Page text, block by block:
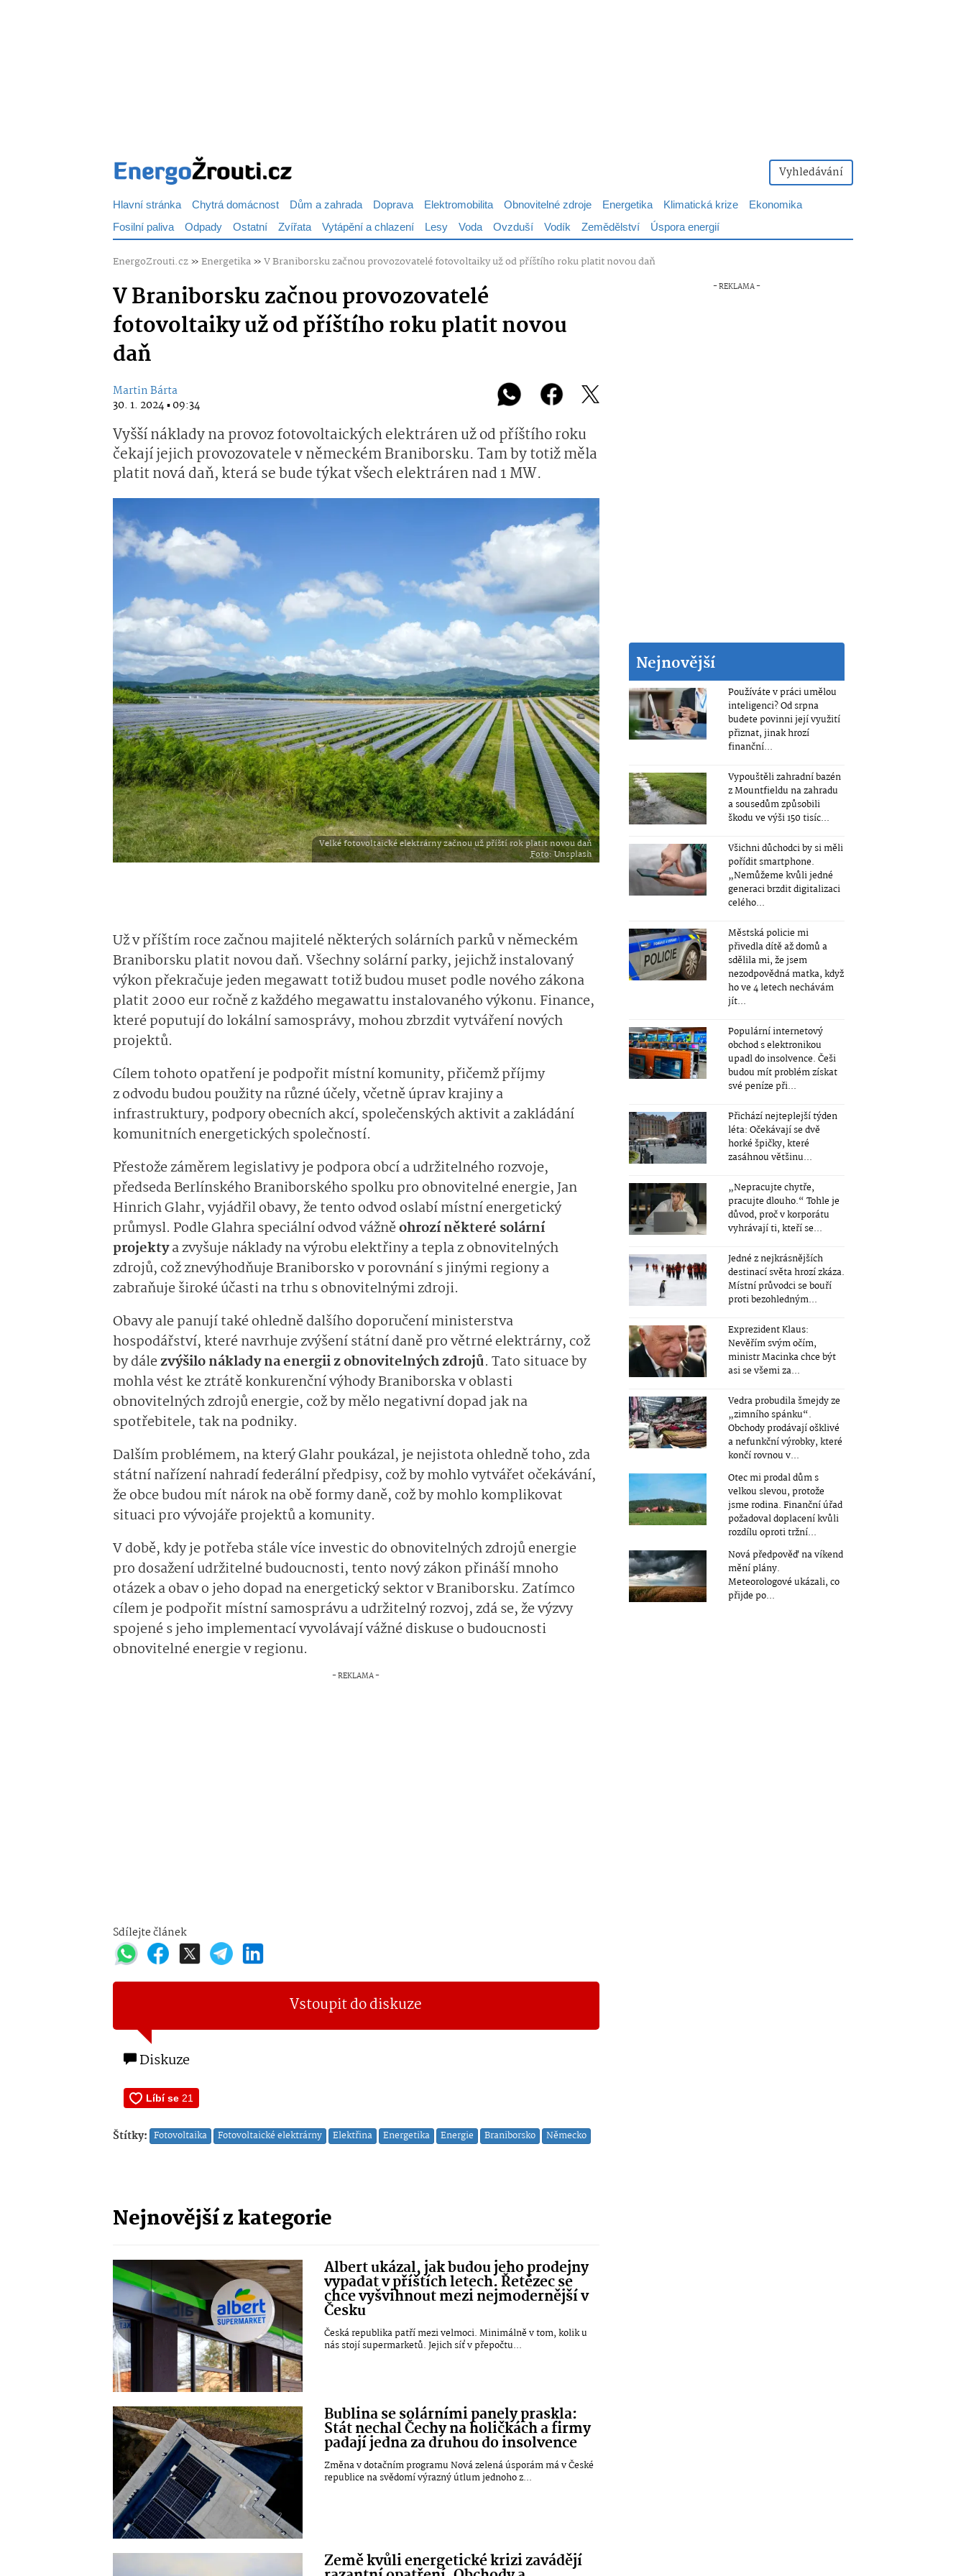
Vyhledávání
Hlavní stránka Chytrá domácnost Dům a zahrada Doprava Elektromobilita Obnovitelné zdroje Energetika Klimatická krize
Ekonomika
Fosilní paliva Odpady Ostatní Zvířata Vytápění a chlazení Lesy Voda Ovzduší Vodík Zemědělství Úspora energií
EnergoZrouti.cz»Energetika»V Braniborsku začnou provozovatelé fotovoltaiky už od příštího roku platit novou daň
V Braniborsku začnou provozovatelé
fotovoltaiky už od příštího roku platit novou
daň
Martin Bárta
30. 1. 2024 ▪ 09:34
Vyšší náklady na provoz fotovoltaických elektráren už od příštího roku
čekají jejich provozovatele v německém Braniborsku. Tam by totiž měla
platit nová daň, která se bude týkat všech elektráren nad 1 MW.
Velké fotovoltaické elektrárny začnou už příští rok platit novou daň
Foto: Unsplash
Už v příštím roce začnou majitelé některých solárních parků v německém
Braniborsku platit novou daň. Všechny solární parky, jejichž instalovaný
výkon překračuje jeden megawatt totiž budou muset podle nového zákona
platit 2000 eur ročně z každého megawattu instalovaného výkonu. Finance,
které poputují do lokální samosprávy, mohou zbrzdit vytváření nových
projektů.
Cílem tohoto opatření je podpořit místní komunity, přičemž příjmy
z odvodu budou použity na různé účely, včetně úprav krajiny a
infrastruktury, podpory obecních akcí, společenských aktivit a zakládání
komunitních energetických společností.
Přestože záměrem legislativy je podpora obcí a udržitelného rozvoje,
předseda Berlínského Braniborského spolku pro obnovitelné energie, Jan
Hinrich Glahr, vyjádřil obavy, že tento odvod oslabí místní energetický
průmysl. Podle Glahra speciální odvod vážněohrozí některé solární
projektya zvyšuje náklady na výrobu elektřiny a tepla z obnovitelných
zdrojů, což znevýhodňuje Braniborsko v porovnání s jinými regiony a
zabraňuje široké účasti na trhu s obnovitelnými zdroji.
Obavy ale panují také ohledně dalšího doporučení ministerstva
hospodářství, které navrhuje zvýšení státní daně pro větrné elektrárny, což
by dálezvýšilo náklady na energii z obnovitelných zdrojů. Tato situace by
mohla vést ke ztrátě konkurenční výhody Braniborska v oblasti
obnovitelných zdrojů energie, což by mělo negativní dopad jak na
spotřebitele, tak na podniky.
Dalším problémem, na který Glahr poukázal, je nejistota ohledně toho, zda
státní nařízení nahradí federální předpisy, což by mohlo vytvářet očekávání,
že obce budou mít nárok na obě formy daně, což by mohlo komplikovat
situaci pro vývojáře projektů a komunity.
V době, kdy je potřeba stále více investic do obnovitelných zdrojů energie
pro dosažení udržitelné budoucnosti, tento nový zákon přináší mnoho
otázek a obav o jeho dopad na energetický sektor v Braniborsku. Zatímco
cílem je podpořit místní samosprávu a udržitelný rozvoj, zdá se, že výzvy
spojené s jeho implementací vyvolávají vážné diskuse o budoucnosti
obnovitelné energie v regionu.
Sdílejte článek
Vstoupit do diskuze
Diskuze
Štítky: Fotovoltaika Fotovoltaické elektrárny Elektřina Energetika Energie Braniborsko Německo
Nejnovější z kategorie
Albert ukázal, jak budou jeho prodejny
vypadat v příštích letech. Řetězec se
chce vyšvihnout mezi nejmodernější v
Česku
Česká republika patří mezi velmoci. Minimálně v tom, kolik u
nás stojí supermarketů. Jejich síť v přepočtu...
Bublina se solárními panely praskla:
Stát nechal Čechy na holičkách a firmy
padají jedna za druhou do insolvence
Změna v dotačním programu Nová zelená úsporám má v České
republice na svědomí výrazný útlum jednoho z...
Země kvůli energetické krizi zavádějí
Nejnovější
Používáte v práci umělou
inteligenci? Od srpna
budete povinni její využití
přiznat, jinak hrozí
finanční...
Vypouštěli zahradní bazén
z Mountfieldu na zahradu
a sousedům způsobili
škodu ve výši 150 tisíc...
Všichni důchodci by si měli
pořídit smartphone.
„Nemůžeme kvůli jedné
generaci brzdit digitalizaci
celého...
Městská policie mi
přivedla dítě až domů a
sdělila mi, že jsem
nezodpovědná matka, když
ho ve 4 letech nechávám
jít...
Populární internetový
obchod s elektronikou
upadl do insolvence. Češi
budou mít problém získat
své peníze při...
Přichází nejteplejší týden
léta: Očekávají se dvě
horké špičky, které
zasáhnou většinu...
„Nepracujte chytře,
pracujte dlouho.“ Tohle je
důvod, proč v korporátu
vyhrávají ti, kteří se...
Jedné z nejkrásnějších
destinací světa hrozí zkáza.
Místní průvodci se bouří
proti bezohledným...
Exprezident Klaus:
Nevěřím svým očím,
ministr Macinka chce být
asi se všemi za...
Vedra probudila šmejdy ze
„zimního spánku“.
Obchody prodávají ošklivé
a nefunkční výrobky, které
končí rovnou v...
Otec mi prodal dům s
velkou slevou, protože
jsme rodina. Finanční úřad
požadoval doplacení kvůli
rozdílu oproti tržní...
Nová předpověď na víkend
mění plány.
Meteorologové ukázali, co
přijde po...